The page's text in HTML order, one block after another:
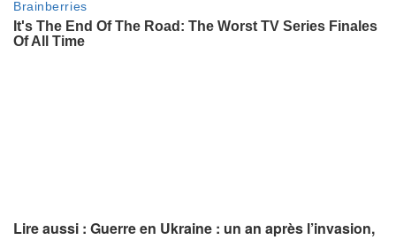
Lire aussi : Guerre en Ukraine : un an après l’invasion,